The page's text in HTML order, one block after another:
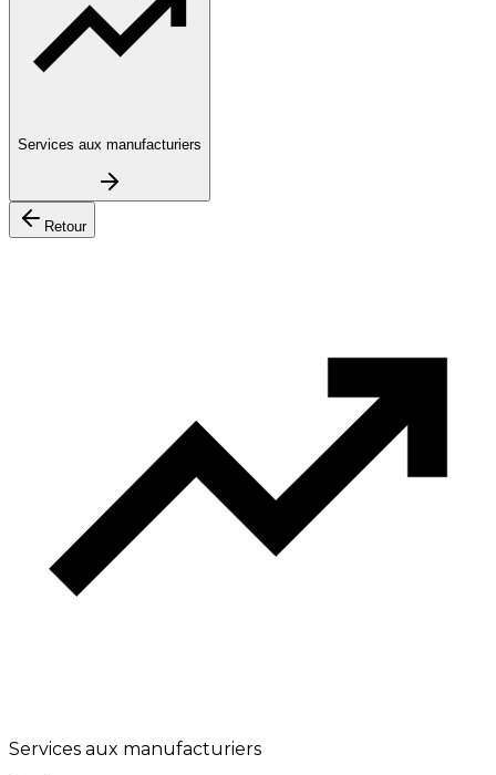
Services aux manufacturiers
Retour
Services aux manufacturiers